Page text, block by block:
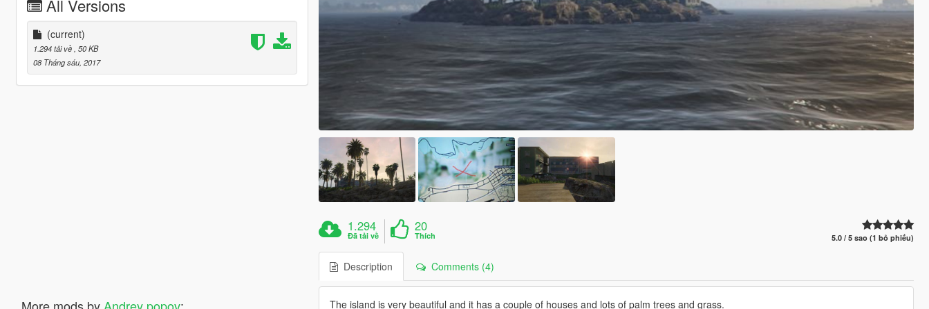
All Versions
(current)
1.294 tải về , 50 KB
08 Tháng sáu, 2017
More mods by Andrey popov:
1.294
Đã tải về
20
Thích 5.0 / 5 sao (1 bỏ phiếu)
Description Comments (4)
The island is very beautiful and it has a couple of houses and lots of palm trees and grass.